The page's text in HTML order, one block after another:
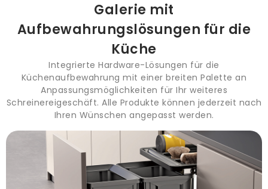
Galerie mit
Aufbewahrungslösungen für die
Küche
Integrierte Hardware-Lösungen für die
Küchenaufbewahrung mit einer breiten Palette an
Anpassungsmöglichkeiten für Ihr weiteres
Schreinereigeschäft. Alle Produkte können jederzeit nach
Ihren Wünschen angepasst werden.